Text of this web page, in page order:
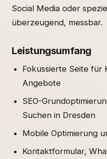
Social Media oder
überzeugend, messbar.
Leistungsumfang
Fokussierte Seite für
Angebote
SEO-
Suchen in Dresden
Mobile Optimierung
Kontaktformular,